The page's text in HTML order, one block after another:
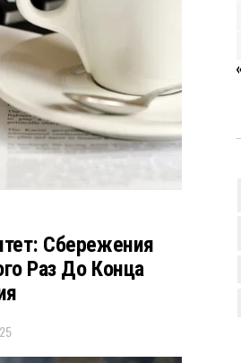
Сбережения
Раз До Конца